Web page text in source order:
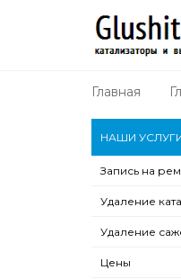
Главная
НАШИ
Запись на
Удаление
Удаление
Цены